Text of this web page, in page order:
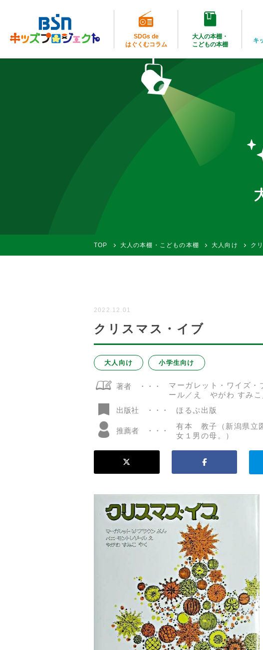
SDGs de
はぐくむコラム
大人の本棚・
こどもの本棚
キ
TOP 大人の本棚・こどもの本棚 大人向け ク
2022.12.01
クリスマス・イブ
大人向け 小学生向け
著者
マーガレット・ワイズ
ール／え やがわ すみこ
出版社
ほるぷ出版
推薦者
有本 教子（新潟県立
女１男の母。）